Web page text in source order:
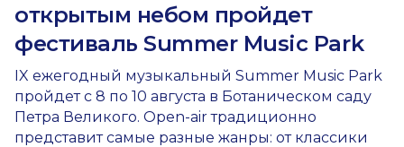
открытым небом пройдет
фестиваль Summer Music Park
IX ежегодный музыкальный Summer Music Park
пройдет с 8 по 10 августа в Ботаническом саду
Петра Великого. Open-air традиционно
представит самые разные жанры: от классики